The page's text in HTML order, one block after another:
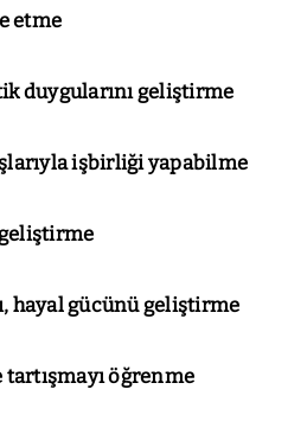
etme
duygularını geliştirme
işbirliği yapabilme
hayal gücünü geliştirme
öğrenme